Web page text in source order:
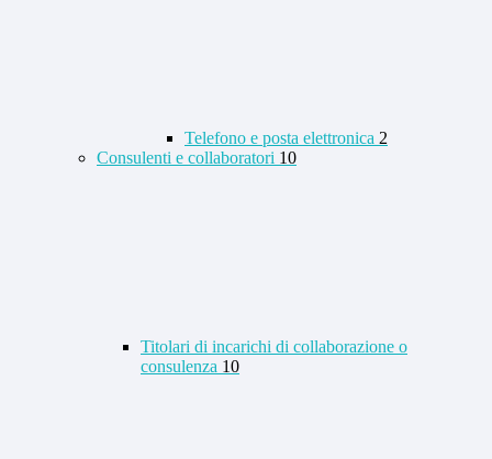
Telefono e posta elettronica 2
Consulenti e collaboratori 10
Titolari di incarichi di collaborazione o
consulenza 10